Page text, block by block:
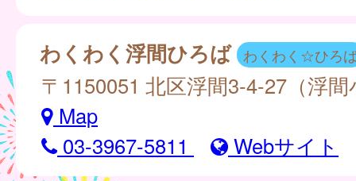
わくわく浮間ひろば わくわく☆ひろ
〒1150051 北区浮間3-4-27（浮
Map
03-3967-5811
Webサイト